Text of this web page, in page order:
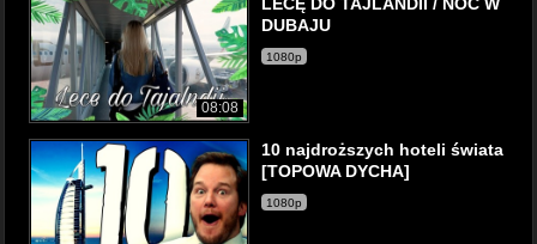
08:08
DUBAJU
1080p
10 najdroższych hoteli świata
[TOPOWA DYCHA]
1080p